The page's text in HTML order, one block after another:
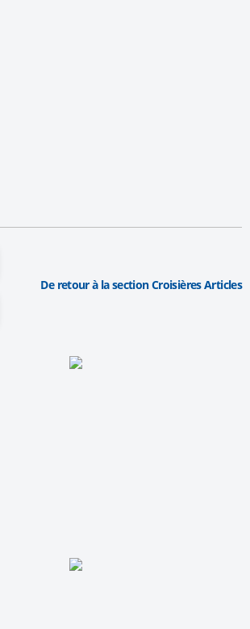
De retour à la section Croisières Articles